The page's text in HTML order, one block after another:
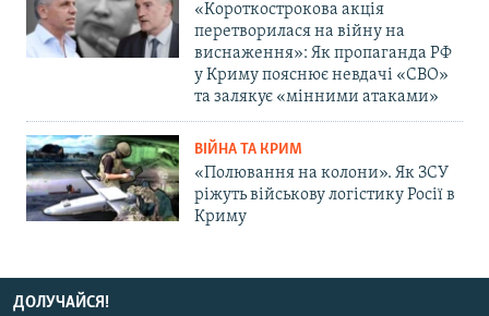
«Короткострокова акція
перетворилася на війну на
виснаження»: Як пропаганда РФ
у Криму пояснює невдачі «СВО»
та залякує «мінними атаками»
ВІЙНА ТА КРИМ
«Полювання на колони». Як ЗСУ
ріжуть військову логістику Росії в
Криму
ДОЛУЧАЙСЯ!